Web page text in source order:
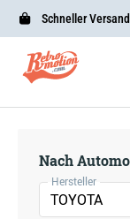
Schneller Versand
Nach
Hersteller
TOYOTA